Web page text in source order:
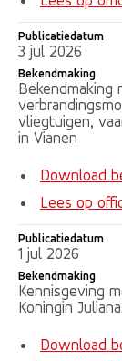
Publicatiedatum
3 jul 2026
Bekendmaking
Bekendmaking
vliegtuigen,
in Vianen
Download
Lees op
Publicatiedatum
1 jul 2026
Bekendmaking
Kennisgeving
Koningin
Download